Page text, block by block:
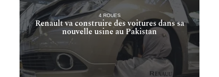
4 ROUES
Renault va construire des voitures dans sa
nouvelle usine au Pakistan